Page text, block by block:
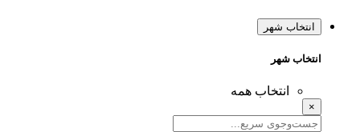
انتخاب شهر
انتخاب شهر
انتخاب همه
×